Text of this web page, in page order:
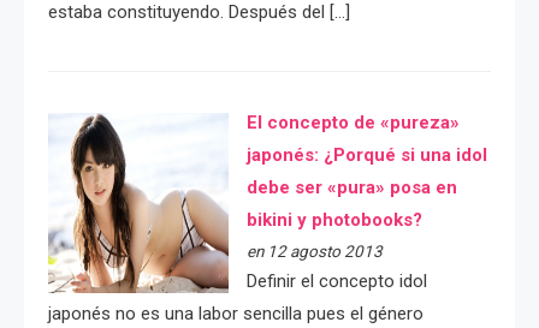
estaba constituyendo. Después del […]
El concepto de «pureza»
japonés: ¿Porqué si una idol
debe ser «pura» posa en
bikini y photobooks?
en 12 agosto 2013
Definir el concepto idol
japonés no es una labor sencilla pues el género